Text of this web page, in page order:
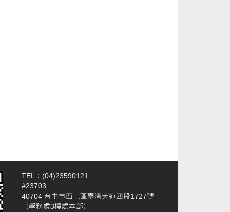
TEL：(04)23590121
#23703
40704 台中市西屯區臺灣大道四段1727號
（學務處3樓處本部）